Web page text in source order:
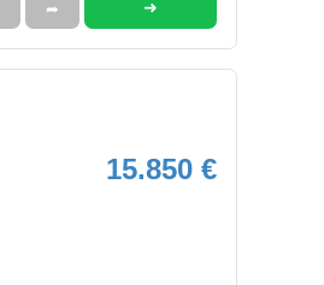
➦ ➜
15.850 €